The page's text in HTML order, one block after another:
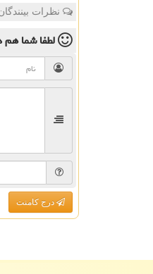
نظرات
لطفا شما هم
درج کامنت